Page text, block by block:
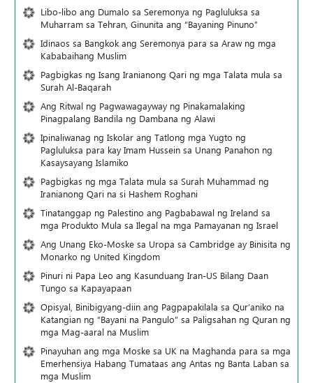
Libo-libo ang Dumalo sa Seremonya ng Pagluluksa sa
Muharram sa Tehran, Ginunita ang “Bayaning Pinuno”
Idinaos sa Bangkok ang Seremonya para sa Araw ng mga
Kababaihang Muslim
Pagbigkas ng Isang Iranianong Qari ng mga Talata mula sa
Surah Al-Baqarah
Ang Ritwal ng Pagwawagayway ng Pinakamalaking
Pinagpalang Bandila ng Dambana ng Alawi
Ipinaliwanag ng Iskolar ang Tatlong mga Yugto ng
Pagluluksa para kay Imam Hussein sa Unang Panahon ng
Kasaysayang Islamiko
Pagbigkas ng mga Talata mula sa Surah Muhammad ng
Iranianong Qari na si Hashem Roghani
Tinatanggap ng Palestino ang Pagbabawal ng Ireland sa
mga Produkto Mula sa Ilegal na mga Pamayanan ng Israel
Ang Unang Eko-Moske sa Uropa sa Cambridge ay Binisita ng
Monarko ng United Kingdom
Pinuri ni Papa Leo ang Kasunduang Iran-US Bilang Daan
Tungo sa Kapayapaan
Opisyal, Binibigyang-diin ang Pagpapakilala sa Qur’aniko na
Katangian ng “Bayani na Pangulo” sa Paligsahan ng Quran ng
mga Mag-aaral na Muslim
Pinayuhan ang mga Moske sa UK na Maghanda para sa mga
Emerhensiya Habang Tumataas ang Antas ng Banta Laban sa
mga Muslim